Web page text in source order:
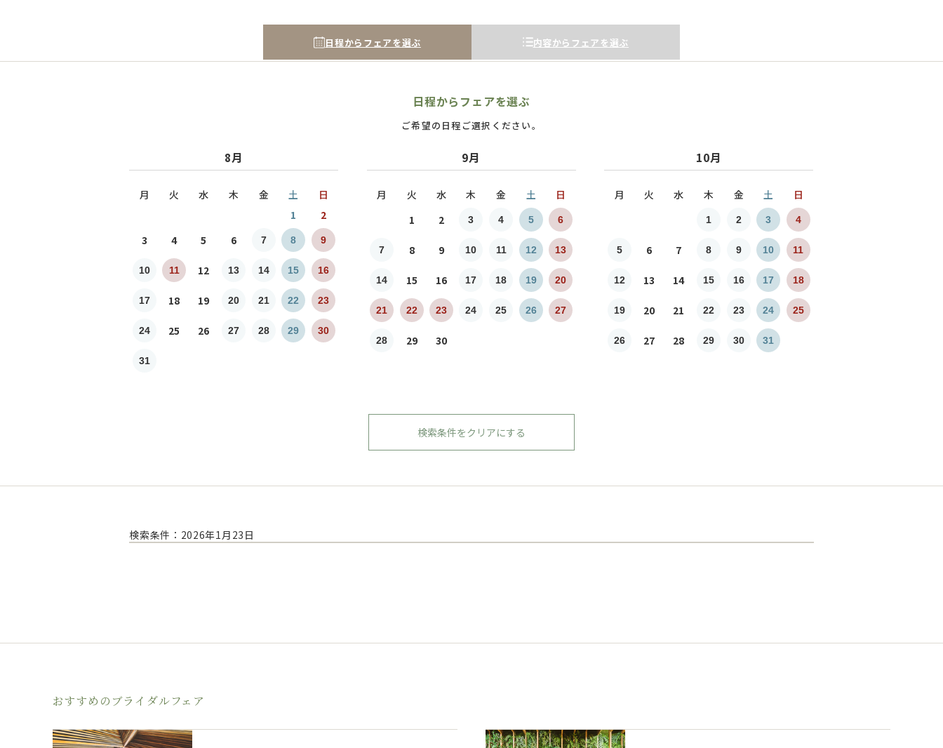
日程からフェアを選ぶ 内容からフェアを選ぶ
日程からフェアを選ぶ
ご希望の日程ご選択ください。
8月
月 火 水 木 金 土
日
1
2
3
4 5 6 7 8 9
10 11 12 13 14 15 16
17 18 19 20 21 22 23
24 25 26 27 28 29 30
31
9月
月 火 水 木 金 土
日
1
2 3 4 5 6
7 8 9 10 11 12 13
14 15 16 17 18 19 20
21 22 23 24 25 26 27
28 29 30
10月
月 火 水 木 金 土 日
1 2 3 4
5 6 7 8 9 10 11
12 13 14 15 16 17 18
19 20 21 22 23 24 25
26 27 28 29 30 31
検索条件をクリアにする
検索条件：2026年1月23日
おすすめのブライダルフェア